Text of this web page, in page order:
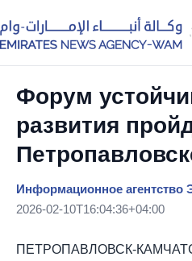
Форум
развития
Информационное агентство
2026-02-10T16:04:36+04:00
ПЕТРОПАВЛОВСК-